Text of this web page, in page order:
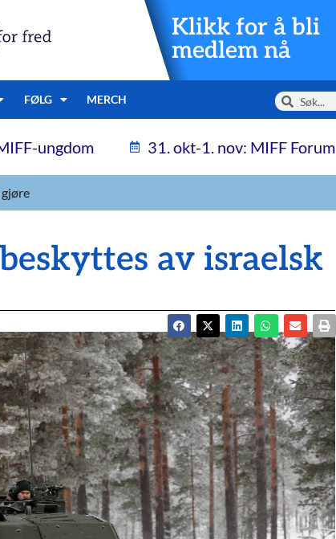
Klikk for å bli
medlem nå
FØLG MERCH
ungdom 31. okt-1. nov: MIFF Forum
av israelsk